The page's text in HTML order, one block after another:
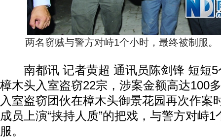
两名窃贼与警方对峙1个小时，最终被制服
南都讯 记者黄超 通讯员陈剑锋 短短5
樟木头入室盗窃22宗，涉案金额高达100
入室盗窃团伙在樟木头御景花园再次作案
成员上演“挟持人质”的把戏，与警方对峙
服。